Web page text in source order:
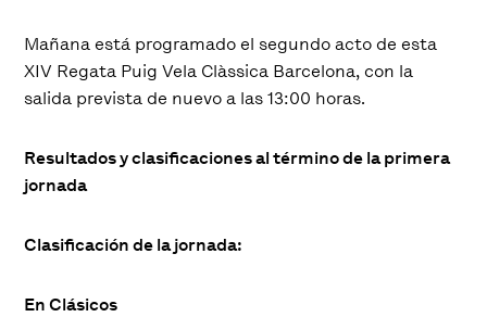
Mañana está programado el segundo acto de esta
XIV Regata Puig Vela Clàssica Barcelona, con la
salida prevista de nuevo a las 13:00 horas.
Resultados y clasificaciones al término de la primera
jornada
Clasificación de la jornada:
En Clásicos